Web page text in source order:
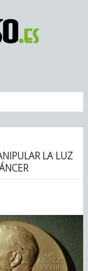
LA LUZ